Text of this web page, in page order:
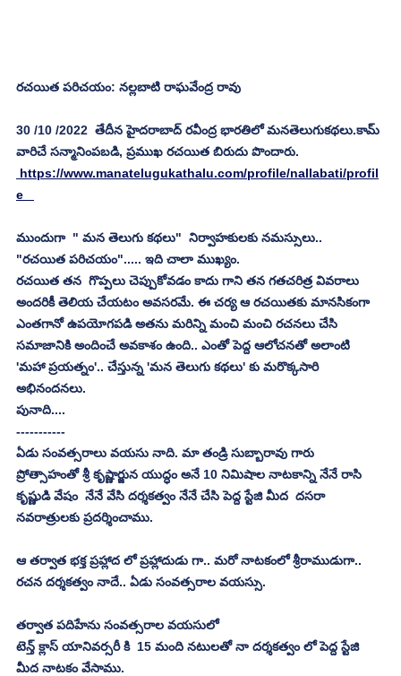
రచయిత పరిచయం: నల్లబాటి రాఘవేంద్ర రావు
30 /10 /2022  తేదీన హైదరాబాద్ రవీంద్ర భారతిలో మనతెలుగుకథలు.కామ్
వారిచే సన్మానింపబడి, ప్రముఖ రచయిత బిరుదు పొందారు.
https://www.manatelugukathalu.com/profile/nallabati/profil
e
ముందుగా  " మన తెలుగు కథలు"  నిర్వాహకులకు నమస్సులు..
"రచయిత పరిచయం"..... ఇది చాలా ముఖ్యం.
రచయిత తన  గొప్పలు చెప్పుకోవడం కాదు గాని తన గతచరిత్ర వివరాలు
అందరికీ తెలియ చేయటం అవసరమే. ఈ చర్య ఆ రచయితకు మానసికంగా
ఎంతగానో ఉపయోగపడి అతను మరిన్ని మంచి మంచి రచనలు చేసి
సమాజానికి అందించే అవకాశం ఉంది.. ఎంతో పెద్ద ఆలోచనతో అలాంటి
'మహా ప్రయత్నం'.. చేస్తున్న 'మన తెలుగు కథలు' కు మరొక్కసారి
అభినందనలు.
పునాది....
-----------
ఏడు సంవత్సరాలు వయసు నాది. మా తండ్రి సుబ్బారావు గారు
ప్రోత్సాహంతో శ్రీ కృష్ణార్జున యుద్ధం అనే 10 నిమిషాల నాటకాన్ని నేనే రాసి
కృష్ణుడి వేషం  నేనే వేసి దర్శకత్వం నేనే చేసి పెద్ద స్టేజి మీద  దసరా
నవరాత్రులకు ప్రదర్శించాము.
ఆ తర్వాత భక్త ప్రహ్లాద లో ప్రహ్లాదుడు గా.. మరో నాటకంలో శ్రీరాముడుగా..
రచన దర్శకత్వం నాదే.. ఏడు సంవత్సరాల వయస్సు.
తర్వాత పదిహేను సంవత్సరాల వయసులో
టెన్త్ క్లాస్ యానివర్సరీ కి  15 మంది నటులతో నా దర్శకత్వం లో పెద్ద స్టేజి
మీద నాటకం వేసాము.